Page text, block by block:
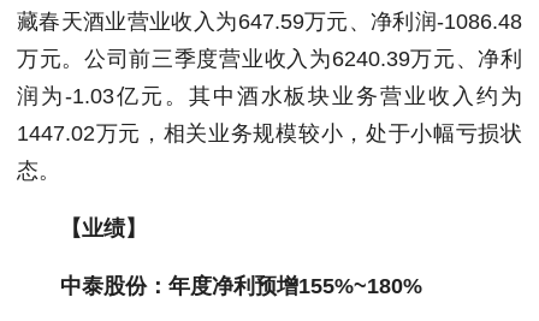
藏春天酒业营业收入为647.59万元、净利润-1086.48
万元。公司前三季度营业收入为6240.39万元、净利
润为-1.03亿元。其中酒水板块业务营业收入约为
1447.02万元，相关业务规模较小，处于小幅亏损状
态。
【业绩】
中泰股份：年度净利预增155%~180%